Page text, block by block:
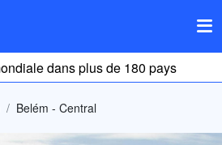
dans plus de 180 pays
Belém - Central